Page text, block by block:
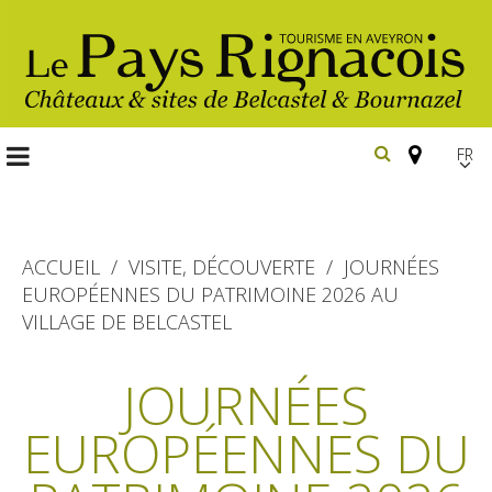
FR
Les
Belcastel, village et château
Bournazel, village et château
Randonnée
pédestre
En vélo, à vtt
Gîtes et locations
ACCUEIL VISITE, DÉCOUVERTE
JOURNÉES
EUROPÉENNES DU PATRIMOINE 2026 AU
VILLAGE DE BELCASTEL
JOURNÉES
EUROPÉENNES DU